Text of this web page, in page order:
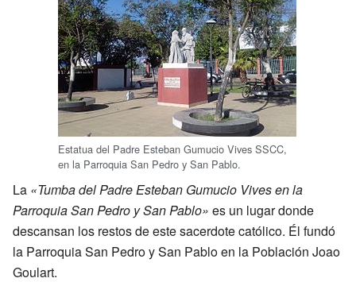
Estatua del Padre Esteban Gumucio Vives SSCC,
en la Parroquia San Pedro y San Pablo.
La «Tumba del Padre Esteban Gumucio Vives en la
Parroquia San Pedro y San Pablo» es un lugar donde
descansan los restos de este sacerdote católico. Él fundó
la Parroquia San Pedro y San Pablo en la Población Joao
Goulart.